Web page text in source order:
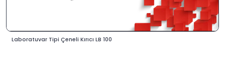
Laboratuvar Tipi Çeneli Kırıcı LB 100